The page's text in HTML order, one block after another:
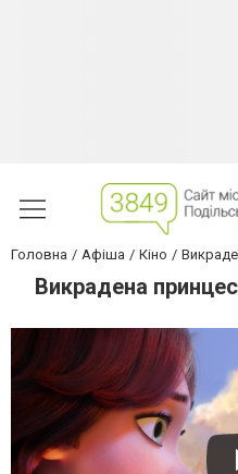
Головна Афіша Кіно
Викрадена